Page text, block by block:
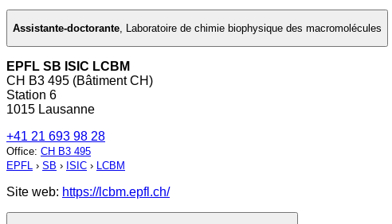
Assistante-doctorante, Laboratoire de chimie biophysique des macromolécules
EPFL SB ISIC LCBM
CH B3 495 (Bâtiment CH)
Station 6
1015 Lausanne
+41 21 693 98 28
Office: CH B3 495
EPFL › SB › ISIC › LCBM
Site web: https://lcbm.epfl.ch/